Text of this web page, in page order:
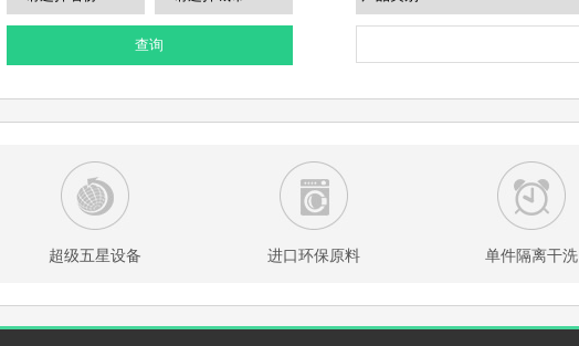
查询
超级五星设备 进口环保原料 单件隔离干洗